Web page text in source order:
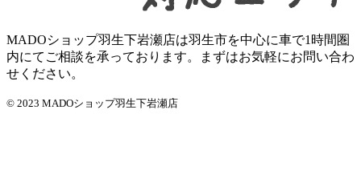
MADOショップ羽生下岩瀬店は羽生市を中心に車で1時間圏
内にてご相談を承っております。まずはお気軽にお問い合わ
せください。
© 2023 MADOショップ羽生下岩瀬店